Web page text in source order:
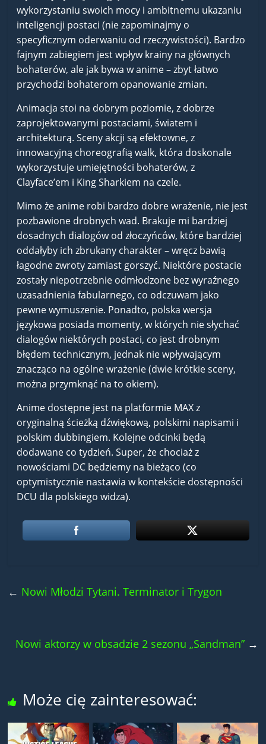
wykorzystaniu swoich mocy i ambitnemu ukazaniu
inteligencji postaci (nie zapominajmy o
specyficznym oderwaniu od rzeczywistości). Bardzo
fajnym zabiegiem jest wpływ krainy na głównych
bohaterów, ale jak bywa w anime – zbyt łatwo
przychodzi bohaterom opanowanie zmian.
Animacja stoi na dobrym poziomie, z dobrze
zaprojektowanymi postaciami, światem i
architekturą. Sceny akcji są efektowne, z
innowacyjną choreografią walk, która doskonale
wykorzystuje umiejętności bohaterów, z
Clayface’em i King Sharkiem na czele.
Mimo że anime robi bardzo dobre wrażenie, nie jest
pozbawione drobnych wad. Brakuje mi bardziej
dosadnych dialogów od złoczyńców, które bardziej
oddałyby ich zbrukany charakter – wręcz bawią
łagodne zwroty zamiast gorszyć. Niektóre postacie
zostały niepotrzebnie odmłodzone bez wyraźnego
uzasadnienia fabularnego, co odczuwam jako
pewne wymuszenie. Ponadto, polska wersja
językowa posiada momenty, w których nie słychać
dialogów niektórych postaci, co jest drobnym
błędem technicznym, jednak nie wpływającym
znacząco na ogólne wrażenie (dwie krótkie sceny,
można przymknąć na to okiem).
Anime dostępne jest na platformie MAX z
oryginalną ścieżką dźwiękową, polskimi napisami i
polskim dubbingiem. Kolejne odcinki będą
dodawane co tydzień. Super, że chociaż z
nowościami DC będziemy na bieżąco (co
optymistycznie nastawia w kontekście dostępności
DCU dla polskiego widza).
← Nowi Młodzi Tytani. Terminator i Trygon
Nowi aktorzy w obsadzie 2 sezonu „Sandman” →
Może cię zainteresować: